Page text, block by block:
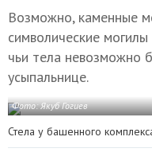
Возможно, каменные
символические
чьи тела невозможно
усыпальнице.
Фото: Якуб Гогиев
Стела у башенного